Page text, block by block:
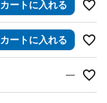
カートに入れる
カートに入れる
—